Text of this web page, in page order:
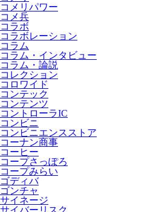
コメリパワー
コメ兵
コラボ
コラボレーション
コラム
コラム・インタビュー
コラム・論説
コレクション
コロワイド
コンテック
コンテンツ
コントローラIC
コンビニ
コンビニエンスストア
コーナン商事
コーヒー
コープさっぽろ
コープみらい
ゴディバ
ゴンチャ
サイネージ
サイバーリスク